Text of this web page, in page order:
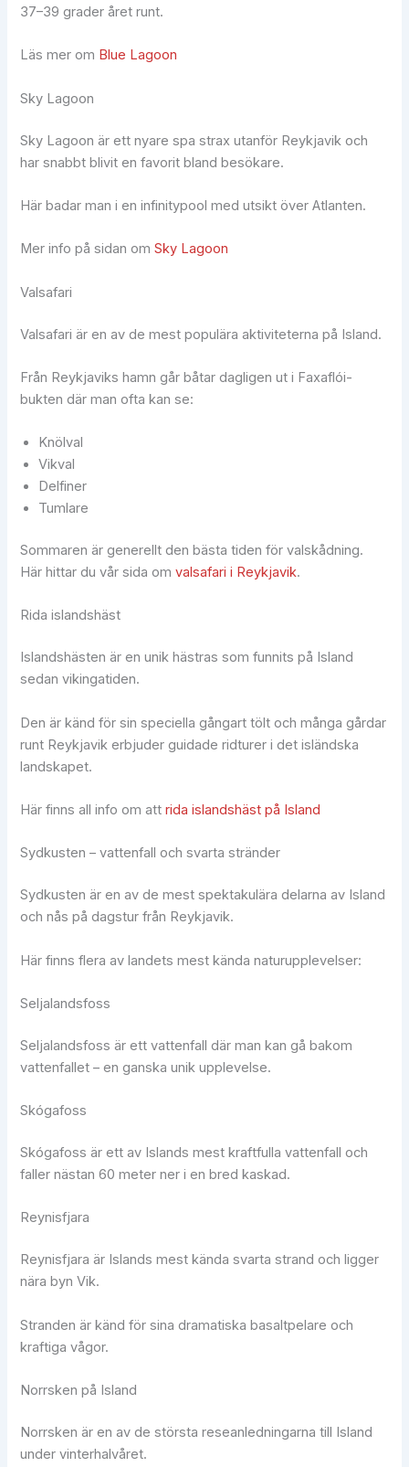
37–39 grader året runt.
Läs mer om Blue Lagoon
Sky Lagoon
Sky Lagoon är ett nyare spa strax utanför Reykjavik och
har snabbt blivit en favorit bland besökare.
Här badar man i en infinitypool med utsikt över Atlanten.
Mer info på sidan omSky Lagoon
Valsafari
Valsafari är en av de mest populära aktiviteterna på Island.
Från Reykjaviks hamn går båtar dagligen ut i Faxaflói-
bukten där man ofta kan se:
Knölval
Vikval
Delfiner
Tumlare
Sommaren är generellt den bästa tiden för valskådning.
Här hittar du vår sida omvalsafari i Reykjavik.
Rida islandshäst
Islandshästen är en unik hästras som funnits på Island
sedan vikingatiden.
Den är känd för sin speciella gångart tölt och många gårdar
runt Reykjavik erbjuder guidade ridturer i det isländska
landskapet.
Här finns all info om attrida islandshäst på Island
Sydkusten – vattenfall och svarta stränder
Sydkusten är en av de mest spektakulära delarna av Island
och nås på dagstur från Reykjavik.
Här finns flera av landets mest kända naturupplevelser:
Seljalandsfoss
Seljalandsfoss är ett vattenfall där man kan gå bakom
vattenfallet – en ganska unik upplevelse.
Skógafoss
Skógafoss är ett av Islands mest kraftfulla vattenfall och
faller nästan 60 meter ner i en bred kaskad.
Reynisfjara
Reynisfjara är Islands mest kända svarta strand och ligger
nära byn Vik.
Stranden är känd för sina dramatiska basaltpelare och
kraftiga vågor.
Norrsken på Island
Norrsken är en av de största reseanledningarna till Island
under vinterhalvåret.